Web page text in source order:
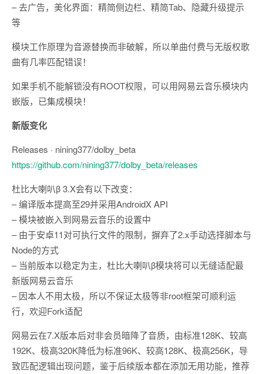
– 去广告，美化界面：精简侧边栏、精简Tab、隐藏升级提示
等
模块工作原理为音源替换而非破解，所以单曲付费与无版权歌
曲有几率匹配错误！
如果手机不能解锁没有ROOT权限，可以用网易云音乐模块内
嵌版，已集成模块！
新版变化
Releases · nining377/dolby_beta
https://github.com/nining377/dolby_beta/releases
杜比大喇叭β 3.X会有以下改变：
– 编译版本提高至29并采用AndroidX API
– 模块被嵌入到网易云音乐的设置中
– 由于安卓11对可执行文件的限制，摒弃了2.x手动选择脚本与
Node的方式
– 当前版本以稳定为主，杜比大喇叭β模块将可以无缝适配最
新版网易云音乐
– 因本人不用太极，所以不保证太极等非root框架可顺利运
行，欢迎Fork适配
网易云在7.X版本后对非会员暗降了音质，由标准128K、较高
192K、极高320K降低为标准96K、较高128K、极高256K，导
致匹配逻辑出现问题，鉴于后续版本都在添加无用功能，推荐